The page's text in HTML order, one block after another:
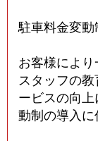
駐車料金変
お客様によ
スタッフの
ービスの向
動制の導入に